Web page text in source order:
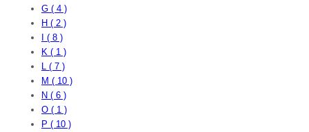
G ( 4 )
H ( 2 )
I ( 8 )
K ( 1 )
L ( 7 )
M ( 10 )
N ( 6 )
O ( 1 )
P ( 10 )